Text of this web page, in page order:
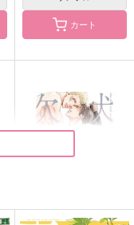
カート